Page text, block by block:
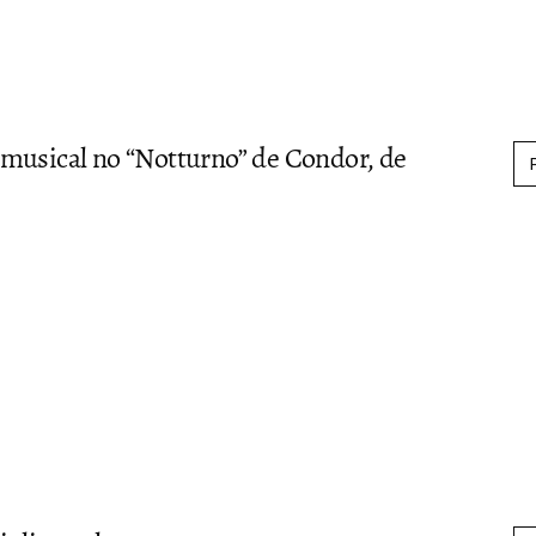
no “Notturno” de Condor, de